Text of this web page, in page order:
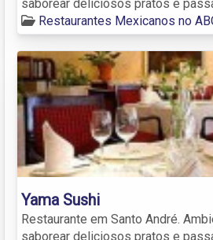
saborear deliciosos pratos e
Restaurantes Mexicanos no
Yama Sushi
Restaurante em Santo André.
saborear deliciosos pratos e